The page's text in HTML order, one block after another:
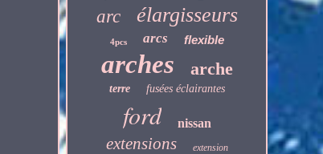
arc élargisseurs
4pcs arcs flexible
arches arche
terre fusées éclairantes
ford nissan
extensions extension